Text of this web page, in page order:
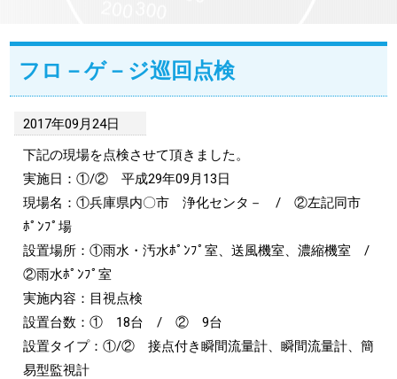
フロ－ゲ－ジ巡回点検
2017年09月24日
下記の現場を点検させて頂きました。
実施日：①/② 平成29年09月13日
現場名：①兵庫県内〇市 浄化センタ－ / ②左記同市
ﾎﾟﾝﾌﾟ場
設置場所：①雨水・汚水ﾎﾟﾝﾌﾟ室、送風機室、濃縮機室 /
②雨水ﾎﾟﾝﾌﾟ室
実施内容：目視点検
設置台数：① 18台 / ② 9台
設置タイプ：①/② 接点付き瞬間流量計、瞬間流量計、簡
易型監視計